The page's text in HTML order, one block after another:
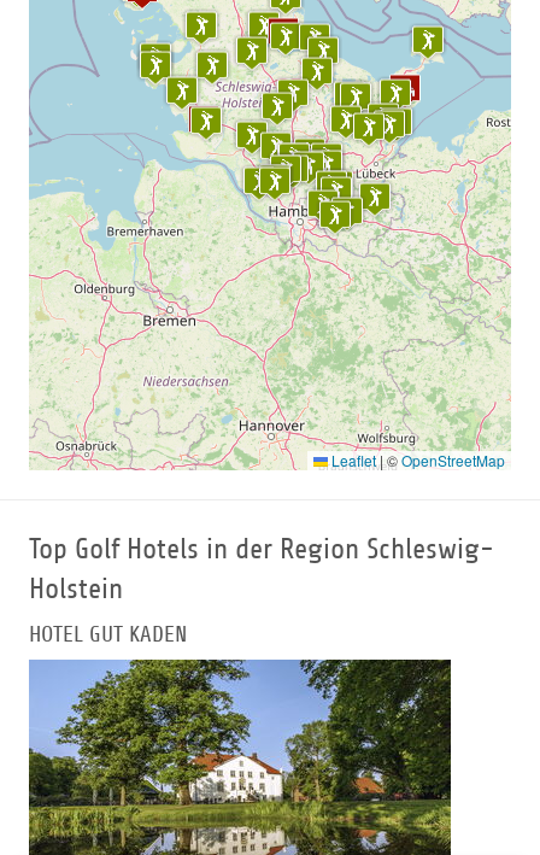
GOLF NEWS
Leaflet |©OpenStreetMap
Top Golf Hotels in der Region Schleswig-
Holstein
HOTEL GUT KADEN